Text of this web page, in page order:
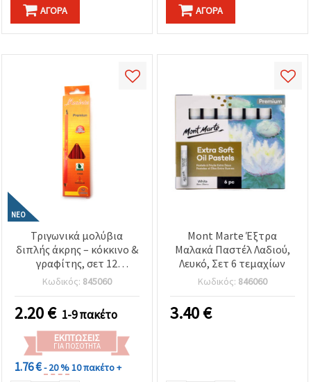
ΑΓΟΡΆ ΑΓΟΡΆ
ΝΈΟ
Τριγωνικά μολύβια
διπλής άκρης – κόκκινο &
γραφίτης, σετ 12
τεμαχίων – άνετο
κράτημα & ομαλή γραφή,
ιδανικά για μαθητές,
καλλιτέχνες, χειροτεχνίες
και χρήση γραφείου
Κωδικός: 845060
2.20€ 1-9 πακέτο
ΕΚΠΤΏΣΕΙΣ
ΓΙΑ ΠΟΣΌΤΗΤΑ
1.76 €- 20 %10 πακέτο +
Mont Marte Έξτρα
Μαλακά Παστέλ Λαδιού,
Λευκό, Σετ 6 τεμαχίων
Κωδικός: 846060
3.40€